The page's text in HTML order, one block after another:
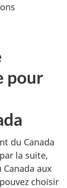
pour
du Canada
la suite,
aux
choisir